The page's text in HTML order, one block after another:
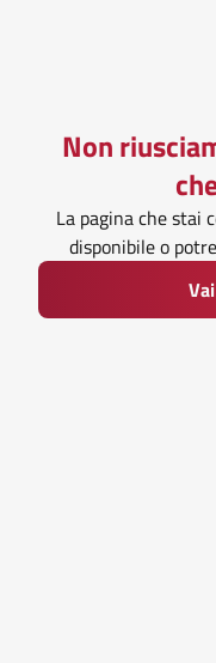
Non
La pagina che stai
disponibile o